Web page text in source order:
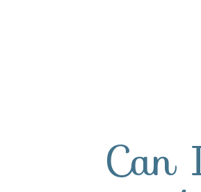
Can